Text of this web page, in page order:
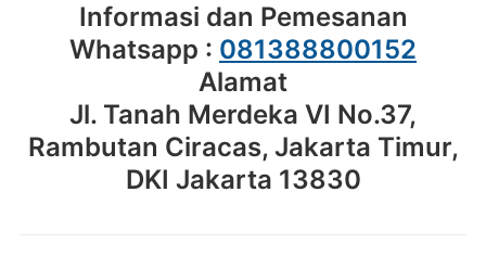
Informasi dan Pemesanan
Whatsapp : 081388800152
Alamat
Jl. Tanah Merdeka VI No.37,
Rambutan Ciracas, Jakarta Timur,
DKI Jakarta 13830